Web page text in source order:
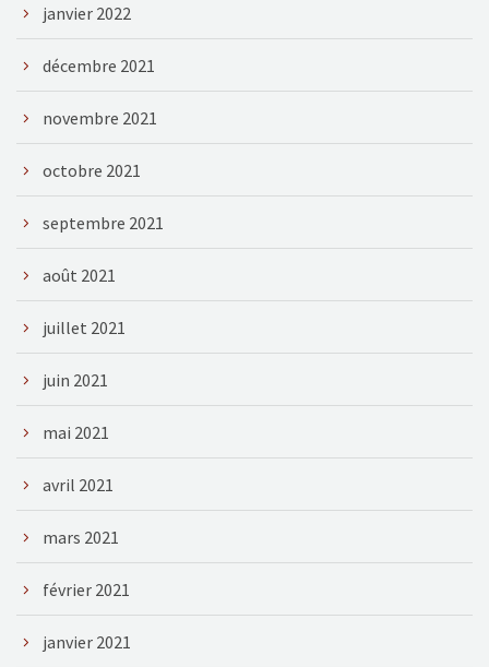
janvier 2022
décembre 2021
novembre 2021
octobre 2021
septembre 2021
août 2021
juillet 2021
juin 2021
mai 2021
avril 2021
mars 2021
février 2021
janvier 2021